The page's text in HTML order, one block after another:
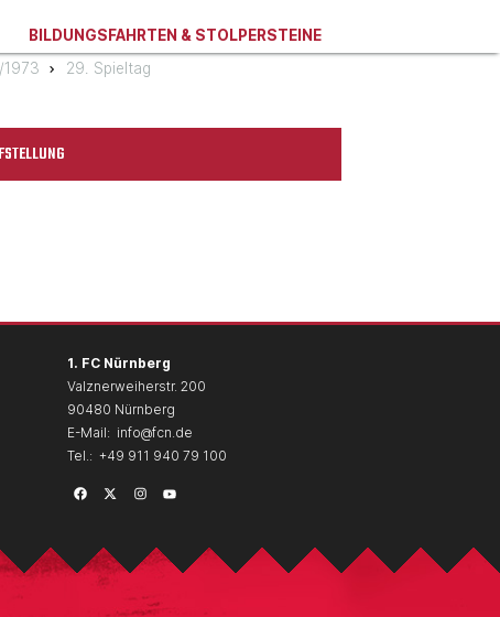
BILDUNGSFAHRTEN & STOLPERSTEINE
1973
29. Spieltag
1. FC Nürnberg
Valznerweiherstr. 200
90480 Nürnberg
E-Mail: info@fcn.de
Tel.: +49 911 940 79 100